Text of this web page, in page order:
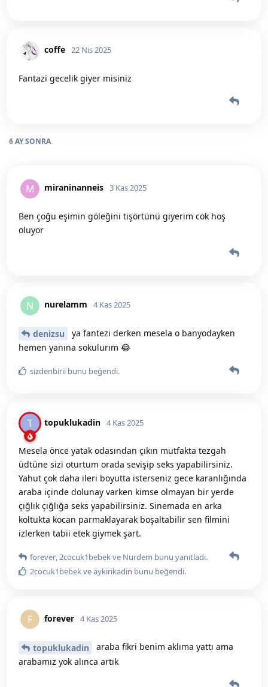
coffe 22 Nis 2025
Fantazi gecelik giyer misiniz
6 AYSONRA
M miraninanneis 3 Kas 2025
Ben çoğu eşimin göleğini tişörtünü giyerim cok hoş
oluyor
N nurelamm 4 Kas 2025
denizsu
ya fantezi derken mesela o banyodayken
hemen yanına sokulurım 😂
sizdenbirii bunu beğendi.
T topuklukadin 4 Kas 2025
Mesela önce yatak odasından çıkın mutfakta tezgah
üdtüne sizi oturtum orada sevişip seks yapabilirsiniz.
Yahut çok daha ileri boyutta isterseniz gece karanlığında
araba içinde dolunay varken kimse olmayan bir yerde
çığlık çığlığa seks yapabilirsiniz. Sinemada en arka
koltukta kocan parmaklayarak boşaltabilir sen filmini
izlerken tabii etek giymek şart.
forever,2cocuk1bebekve Nurdem bunu yanıtladı.
2cocuk1bebekveaykirikadin bunu beğendi.
F forever 4 Kas 2025
topuklukadin
araba fikri benim aklıma yattı ama
arabamız yok alınca artık